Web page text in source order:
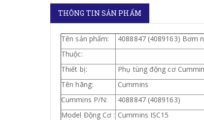
THÔNG TIN SẢN PHẨM
Tên sản phẩm:
4088847 (4089163) Bơm
Thuộc:
Thiết bị:
Phụ tùng động cơ
Tên hãng:
Cummins
Cummins P/N:
4088847 (4089163)
Model Động Cơ : Cummins ISC15